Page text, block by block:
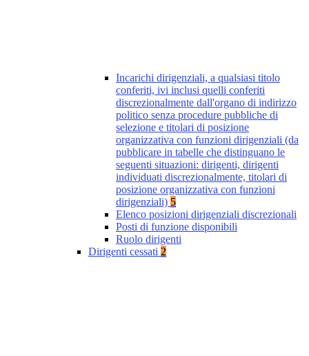
Incarichi dirigenziali, a qualsiasi titolo
conferiti, ivi inclusi quelli conferiti
discrezionalmente dall'organo di indirizzo
politico senza procedure pubbliche di
selezione e titolari di posizione
organizzativa con funzioni dirigenziali (da
pubblicare in tabelle che distinguano le
seguenti situazioni: dirigenti, dirigenti
individuati discrezionalmente, titolari di
posizione organizzativa con funzioni
dirigenziali) 5
Elenco posizioni dirigenziali discrezionali
Posti di funzione disponibili
Ruolo dirigenti
Dirigenti cessati 2